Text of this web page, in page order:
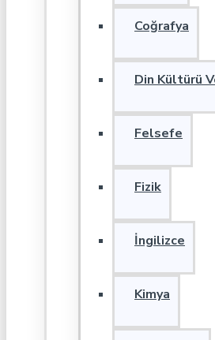
Coğrafya
Din Kültürü
Felsefe
Fizik
İngilizce
Kimya